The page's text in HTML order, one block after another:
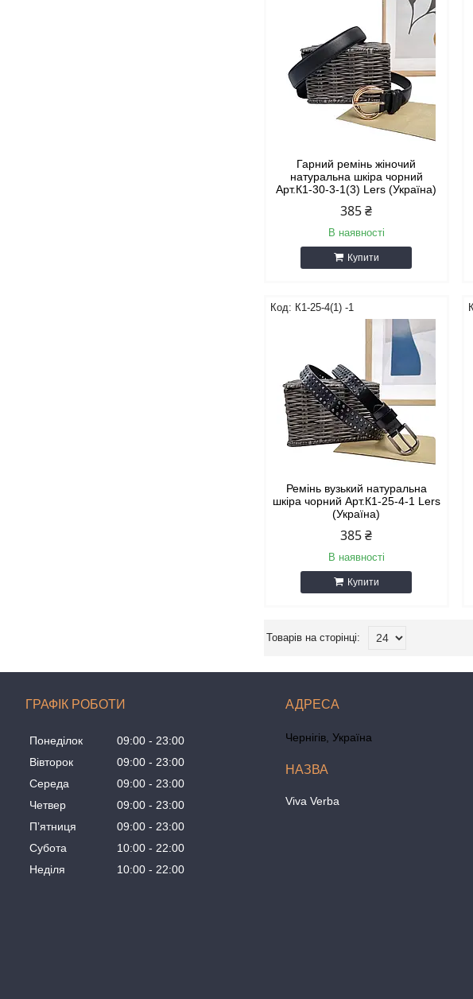
Гарний ремінь жіночий
натуральна шкіра чорний
Арт.К1-30-3-1(3) Lers (Україна)
385 ₴
В наявності
Купити
К1-25-4(1) -1
Ремінь вузький натуральна
шкіра чорний Арт.К1-25-4-1 Lers
(Україна)
385 ₴
В наявності
Купити
ГРАФІК РОБОТИ
Понеділок 09:00
23:00
Вівторок
09:00
23:00
Середа
09:00
23:00
Четвер
09:00
23:00
Пʼятниця
09:00
23:00
Субота
10:00
22:00
Неділя
10:00 22:00
Чернігів, Україна
Viva Verba